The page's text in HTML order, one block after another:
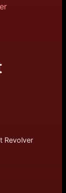
Revolver